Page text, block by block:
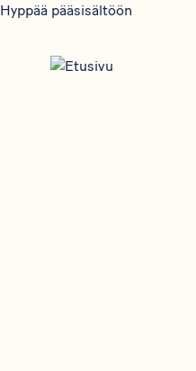
Hyppää pääsisältöön